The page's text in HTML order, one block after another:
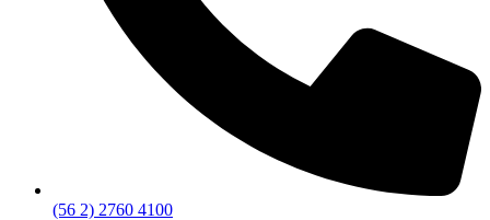
(56 2) 2760 4100